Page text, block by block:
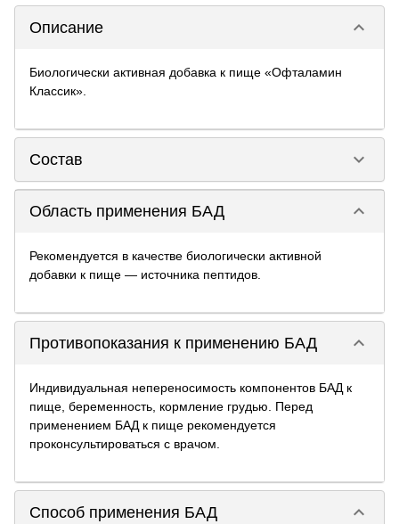
Описание keyboard_arrow_down
Биологически активная добавка к пище «Офталамин
Классик».
Состав keyboard_arrow_down
Область применения БАД keyboard_arrow_down
Рекомендуется в качестве биологически активной
добавки к пище — источника пептидов.
Противопоказания к применению БАД keyboard_arrow_down
Индивидуальная непереносимость компонентов БАД к
пище, беременность, кормление грудью. Перед
применением БАД к пище рекомендуется
проконсультироваться с врачом.
Способ применения БАД keyboard_arrow_down